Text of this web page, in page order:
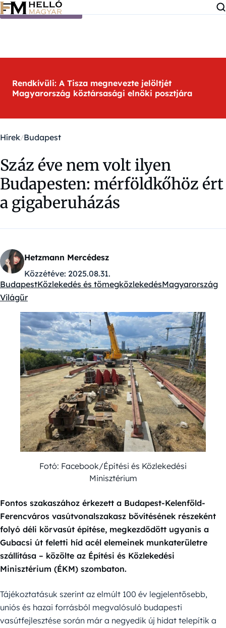
Ugrás a tartalomra
Rendkívüli: A Tisza megnevezte jelöltjét
Magyarország köztársasági elnöki posztjára
Hírek Budapest
Száz éve nem volt ilyen
Budapesten: mérföldkőhöz ért
a gigaberuházás
Hetzmann Mercédesz
Közzétéve: 2025.08.31.
Kategóriák:
BudapestKözlekedés és tömegközlekedésMagyarország
Világűr
Fotó: Facebook/Építési és Közlekedési
Minisztérium
Fontos szakaszához érkezett a Budapest-Kelenföld-
Ferencváros vasútvonalszakasz bővítésének részeként
folyó déli körvasút építése, megkezdődött ugyanis a
Gubacsi út feletti híd acél elemeinek munkaterületre
szállítása – közölte az Építési és Közlekedési
Minisztérium (ÉKM) szombaton.
Tájékoztatásuk szerint az elmúlt 100 év legjelentősebb,
uniós és hazai forrásból megvalósuló budapesti
vasútfejlesztése során már a negyedik új hidat telepítik a